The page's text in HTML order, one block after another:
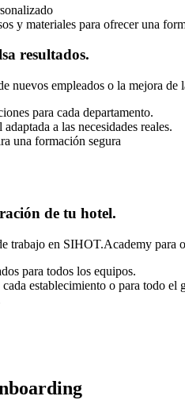
y materiales para ofrecer una
resultados.
nuevos empleados o la mejora
para cada departamento.
a las necesidades reales.
una formación segura
de tu hotel.
trabajo en SIHOT.Academy para
para todos los equipos.
establecimiento o para todo el